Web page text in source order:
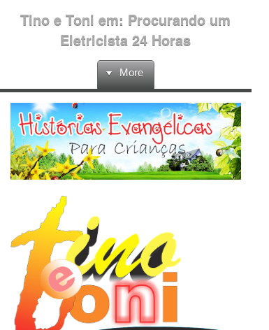
Tino e Toni em: Procurando um
Eletricista 24 Horas
More